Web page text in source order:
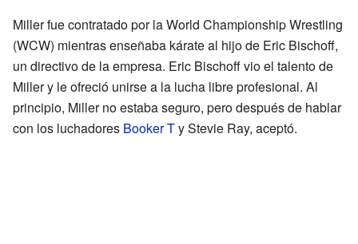
Miller fue contratado por la World Championship Wrestling
(WCW) mientras enseñaba kárate al hijo de Eric Bischoff,
un directivo de la empresa. Eric Bischoff vio el talento de
Miller y le ofreció unirse a la lucha libre profesional. Al
principio, Miller no estaba seguro, pero después de hablar
con los luchadores Booker Ty Stevie Ray, aceptó.